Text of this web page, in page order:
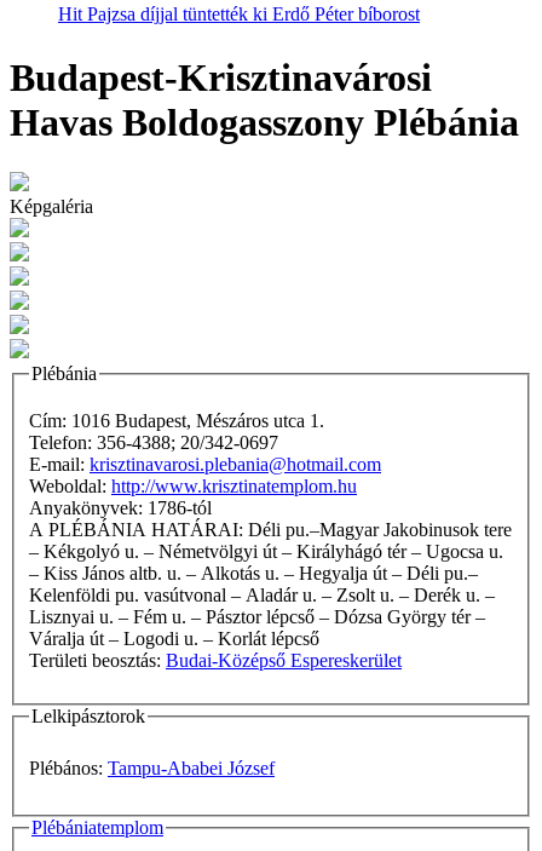
Hit Pajzsa díjjal tüntették ki Erdő Péter bíborost
Budapest-Krisztinavárosi
Havas Boldogasszony Plébánia
Képgaléria
Plébánia
Cím: 1016 Budapest, Mészáros utca 1.
Telefon: 356-4388; 20/342-0697
E-mail: krisztinavarosi.plebania@hotmail.com
Weboldal: http://www.krisztinatemplom.hu
Anyakönyvek: 1786-tól
A PLÉBÁNIA HATÁRAI: Déli pu.–Magyar Jakobinusok tere
– Kékgolyó u. – Németvölgyi út – Királyhágó tér – Ugocsa u.
– Kiss János altb. u. – Alkotás u. – Hegyalja út – Déli pu.–
Kelenföldi pu. vasútvonal – Aladár u. – Zsolt u. – Derék u. –
Lisznyai u. – Fém u. – Pásztor lépcső – Dózsa György tér –
Váralja út – Logodi u. – Korlát lépcső
Területi beosztás: Budai-Középső Espereskerület
Lelkipásztorok
Plébános: Tampu-Ababei József
Plébániatemplom